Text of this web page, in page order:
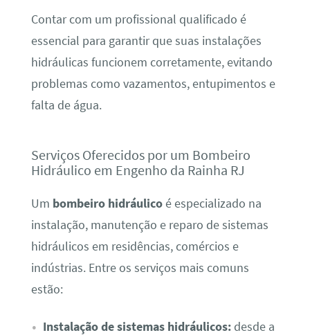
Contar com um profissional qualificado é
essencial para garantir que suas instalações
hidráulicas funcionem corretamente, evitando
problemas como vazamentos, entupimentos e
falta de água.
Serviços Oferecidos por um Bombeiro
Hidráulico em Engenho da Rainha RJ
Um bombeiro hidráulicoé especializado na
instalação, manutenção e reparo de sistemas
hidráulicos em residências, comércios e
indústrias. Entre os serviços mais comuns
estão:
Instalação de sistemas hidráulicos:desde a